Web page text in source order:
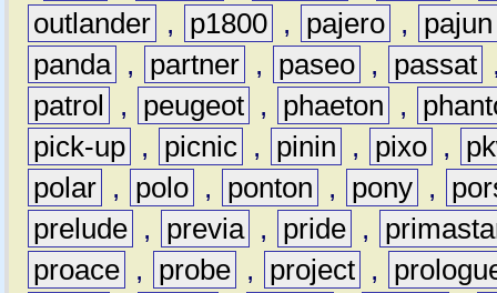
outlander , p1800 , pajero ,
pajun
panda , partner , paseo , passat
patrol
, peugeot , phaeton ,
pick-up , picnic , pinin , pixo ,
polar , polo , ponton , pony ,
prelude , previa , pride ,
proace , probe , project ,